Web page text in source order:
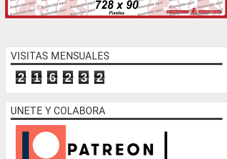
VISITAS MENSUALES
2 1 6 2 3 2
UNETE Y COLABORA